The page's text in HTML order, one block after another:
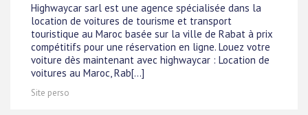
Highwaycar sarl est une agence spécialisée dans la
location de voitures de tourisme et transport
touristique au Maroc basée sur la ville de Rabat à prix
compétitifs pour une réservation en ligne. Louez votre
voiture dès maintenant avec highwaycar : Location de
voitures au Maroc, Rab[...]
Site perso